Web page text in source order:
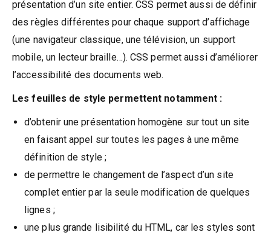
présentation d’un site entier. CSS permet aussi de définir
des règles différentes pour chaque support d’affichage
(une navigateur classique, une télévision, un support
mobile, un lecteur braille…). CSS permet aussi d’améliorer
l’accessibilité des documents web.
Les feuilles de style permettent notamment :
d’obtenir une présentation homogène sur tout un site
en faisant appel sur toutes les pages à une même
définition de style ;
de permettre le changement de l’aspect d’un site
complet entier par la seule modification de quelques
lignes ;
une plus grande lisibilité du HTML, car les styles sont